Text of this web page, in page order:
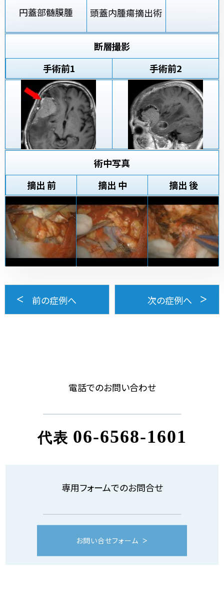
円蓋部髄膜腫 頭蓋内腫瘍摘出術
断層撮影
手術前1 手術前2
術中写真
摘出 前
摘出 中 摘出 後
前の症例へ 次の症例へ
電話でのお問い合わせ
代表 06-6568-1601
専用フォームでのお問合せ
お問い合せフォーム